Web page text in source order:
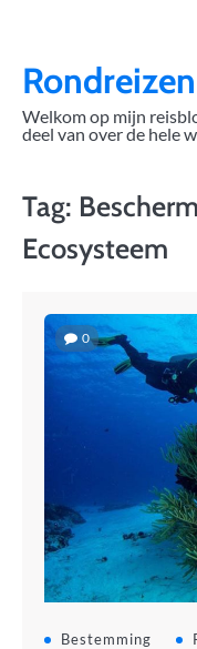
contentRondreizen
Welkom op mijn
deel van over de hele
Tag:
Ecosysteem
0
Bestemming